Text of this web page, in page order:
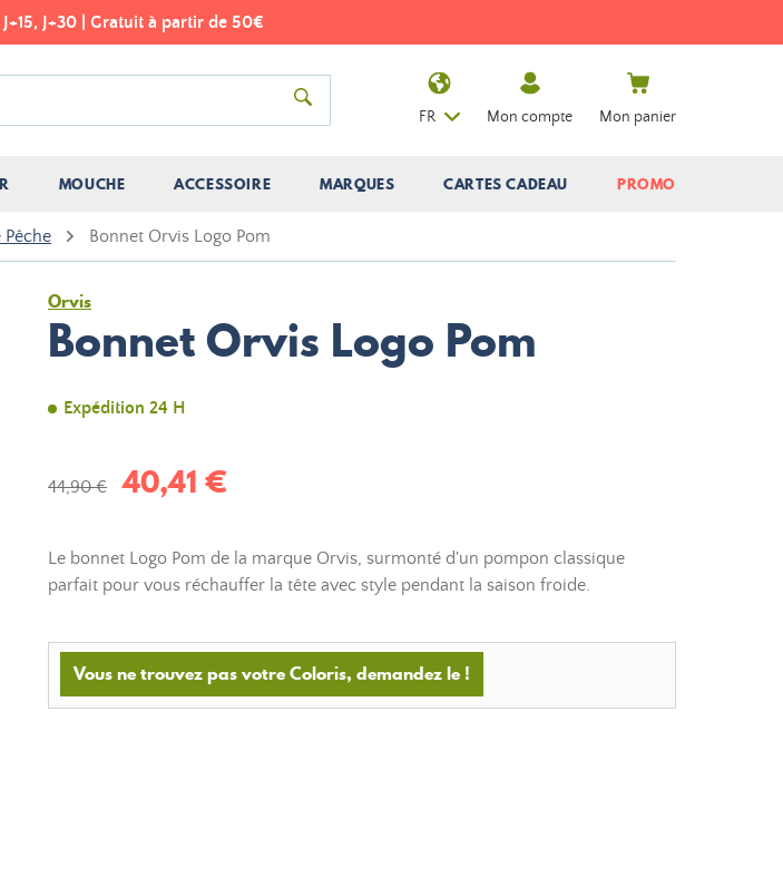
J+30 | Gratuit à partir de 50€
MOUCHE ACCESSOIRE MARQUES CARTES CADEAU PROMO
FR Mon compte Mon panier
Bonnet Orvis Logo Pom
Orvis
Bonnet Orvis Logo Pom
Expédition 24 H
44,90 € 40,41 €
Le bonnet Logo Pom de la marque Orvis, surmonté d'un pompon classique
parfait pour vous réchauffer la tête avec style pendant la saison froide.
Vous ne trouvez pas votre Coloris, demandez le !